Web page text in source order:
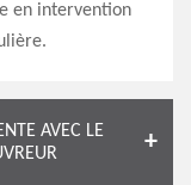
en intervention
AVEC LE